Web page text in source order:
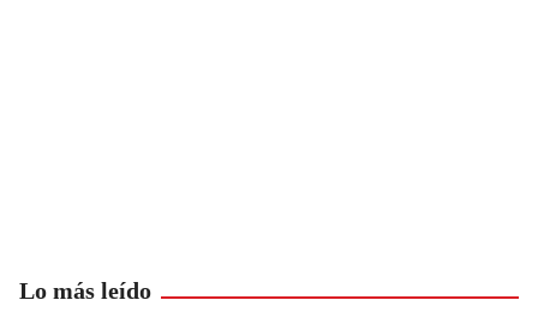
Lo más leído